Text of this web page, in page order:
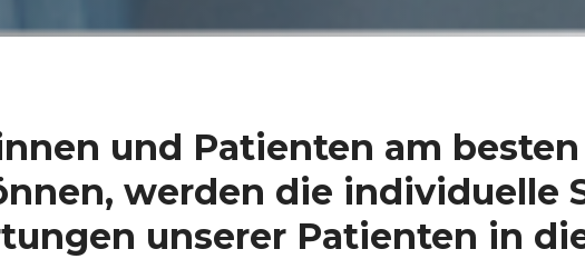
und Patienten am
werden die individuelle
unserer Patienten in